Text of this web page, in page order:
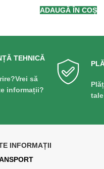
ADAUGĂ ÎN COȘ
TEHNICĂ
să
informații?
INFORMAȚII